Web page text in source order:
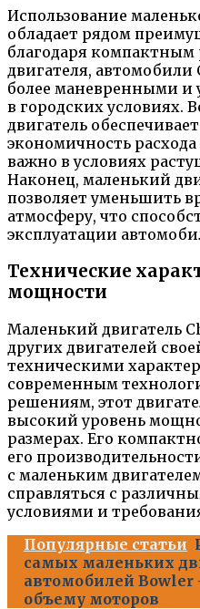
Использование
обладает рядом
благодаря компактным
двигателя, автомобили
более маневренными и
в городских условиях.
двигатель
экономичность
важно в условиях
Наконец, маленький
позволяет уменьшить
атмосферу, что
эксплуатации
Технические
мощности
Маленький двигатель
других двигателей
техническими
современным
решениям, этот
высокий уровень
размерах. Его
его
с маленьким
справляться с
условиями и
Популярные статьи
самых маленьких
автомобилей Bowler
объему моторов